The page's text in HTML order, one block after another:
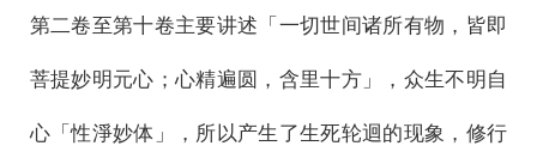
第二卷至第十卷主要讲述「一切世间诸所有物，皆即
菩提妙明元心；心精遍圆，含里十方」，众生不明自
心「性淨妙体」，所以产生了生死轮迴的现象，修行